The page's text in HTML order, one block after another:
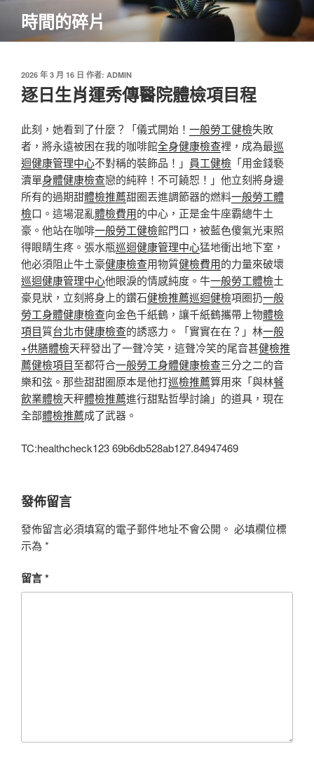
主
時間的碎片
發
佈
於
2026 年 3 月 16 日 作者: ADMIN
逐日生肖運秀傳醫院體檢項目程
此刻，她看到了什麼？「儀式開始！ 一般勞工健檢失敗
者，將永遠被困在我的咖啡館全身健康檢查裡，成為最巡
迴健康管理中心不對稱的裝飾品！」 員工健檢 「用金錢褻
瀆單身體健康檢查戀的純粹！不可饒恕！」他立刻將身邊
所有的過期甜體檢推薦甜圈丟進調節器的燃料一般勞工體
檢口。這場混亂體檢費用的中心，正是金牛座霸總牛土
豪。他站在咖啡一般勞工健檢館門口，被藍色傻氣光束照
得眼睛生疼。張水瓶巡迴健康管理中心猛地衝出地下室，
他必須阻止牛土豪健康檢查用物質健檢費用的力量來破壞
巡迴健康管理中心他眼淚的情感純度。牛一般勞工體檢土
豪見狀，立刻將身上的鑽石健檢推薦巡迴健檢項圈扔一般
勞工身體健康檢查向金色千紙鶴，讓千紙鶴攜帶上物體檢
項目質台北巿健康檢查的誘惑力。「實實在在？」林一般
+供膳體檢天秤發出了一聲冷笑，這聲冷笑的尾音甚健檢推
薦健檢項目至都符合一般勞工身體健康檢查三分之二的音
樂和弦。那些甜甜圈原本是他打巡檢推薦算用來「與林餐
飲業體檢天秤體檢推薦進行甜點哲學討論」的道具，現在
全部體檢推薦成了武器。
TC:healthcheck123 69b6db528ab127.84947469
發佈留言
發佈留言必須填寫的電子郵件地址不會公開。 必填欄位標
示為 *
留言*